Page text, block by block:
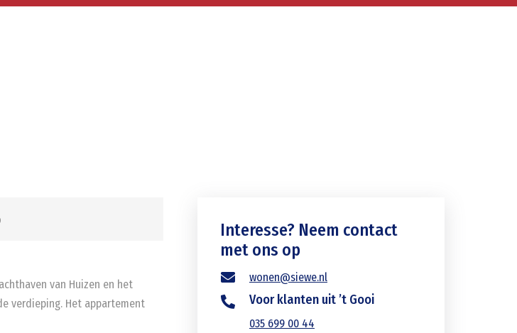
van Huizen en het
verdieping. Het appartement
Interesse? Neem contact
met ons op
wonen@siewe.nl
Voor klanten uit ’t Gooi
035 699 00 44